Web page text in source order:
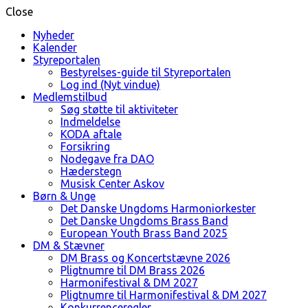
Close
Nyheder
Kalender
Styreportalen
Bestyrelses-guide til Styreportalen
Log ind (Nyt vindue)
Medlemstilbud
Søg støtte til aktiviteter
Indmeldelse
KODA aftale
Forsikring
Nodegave fra DAO
Hæderstegn
Musisk Center Askov
Børn & Unge
Det Danske Ungdoms Harmoniorkester
Det Danske Ungdoms Brass Band
European Youth Brass Band 2025
DM & Stævner
DM Brass og Koncertstævne 2026
Pligtnumre til DM Brass 2026
Harmonifestival & DM 2027
Pligtnumre til Harmonifestival & DM 2027